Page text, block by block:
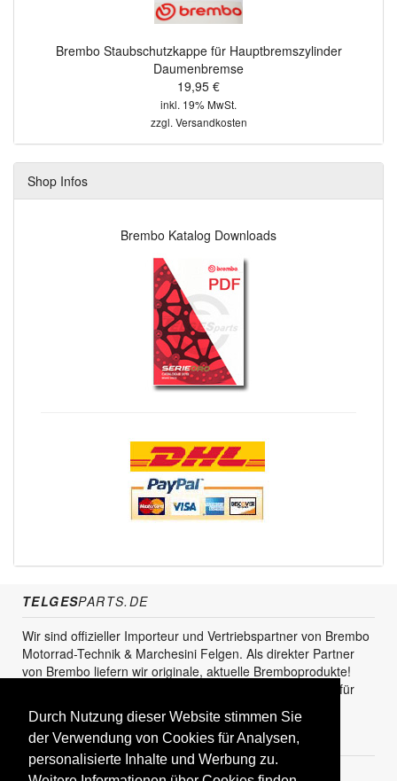
Durch Nutzung dieser Website stimmen Sie
der Verwendung von Cookies für Analysen,
personalisierte Inhalte und Werbung zu.
Brembo Staubschutzkappe für Hauptbremszylinder
Daumenbremse
19,95 €
inkl. 19% MwSt.
zzgl. Versandkosten
Shop Infos
Brembo Katalog Downloads
TELGESPARTS.DE
Wir sind offizieller Importeur und Vertriebspartner von Brembo
Motorrad-Technik & Marchesini Felgen. Als direkter Partner
von Brembo liefern wir originale, aktuelle Bremboprodukte!
Unser Service steht sowohl für den Endkunden als auch für
den Einzel- und Grosshandel zur Verfügung.
KUNDENBEREICH
Registrieren